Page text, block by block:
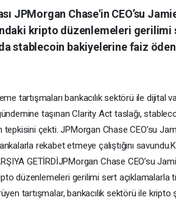
JPMorgan Chase'in CEO’su
kripto düzenlemeleri
stablecoin bakiyelerine faiz
tartışmaları bankacılık sektörü ile dijital
taşınan Clarity Act taslağı,
çekti. JPMorgan Chase CEO’su
rekabet etmeye çalıştığını
GETİRDİJPMorgan Chase CEO’su
düzenlemeleri gerilimi sert açıklamalarla
tartışmalar, bankacılık sektörü ile kripto